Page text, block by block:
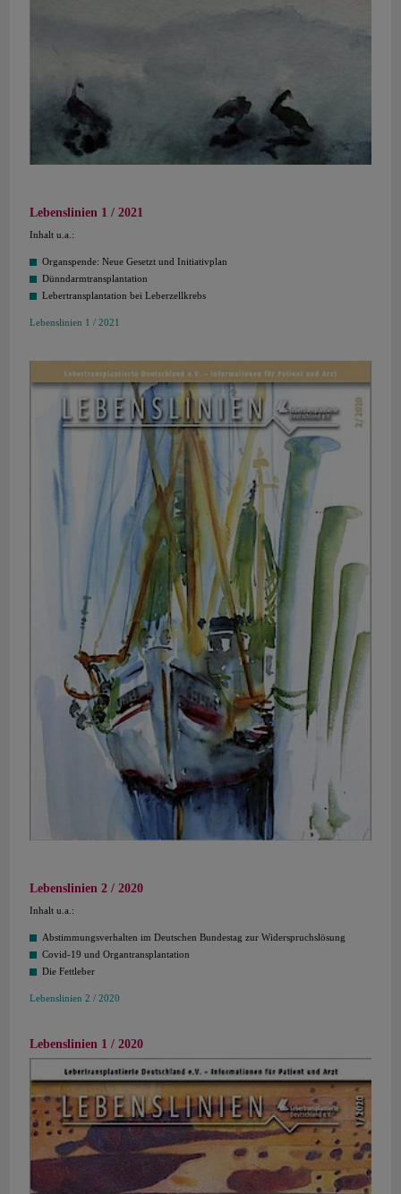
Lebenslinien 1 / 2021
Inhalt u.a.:
Organspende: Neue Gesetzt und Initiativplan
Dünndarmtransplantation
Lebertransplantation bei Leberzellkrebs
Lebenslinien 1 / 2021
Lebenslinien 2 / 2020
Inhalt u.a.:
Abstimmungsverhalten im Deutschen Bundestag zur Widerspruchslösung
Covid-19 und Organtransplantation
Die Fettleber
Lebenslinien 2 / 2020
Lebenslinien 1 / 2020